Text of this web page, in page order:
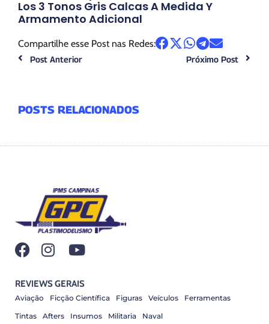
Los 3 Tonos Gris Calcas A Medida Y
Armamento Adicional
Compartilhe esse Post nas Redes:
Post Anterior Próximo Post
POSTS RELACIONADOS
REVIEWS GERAIS
Aviação Ficção Científica Figuras Veículos
Ferramentas
Tintas
Afters Insumos Militaria Naval